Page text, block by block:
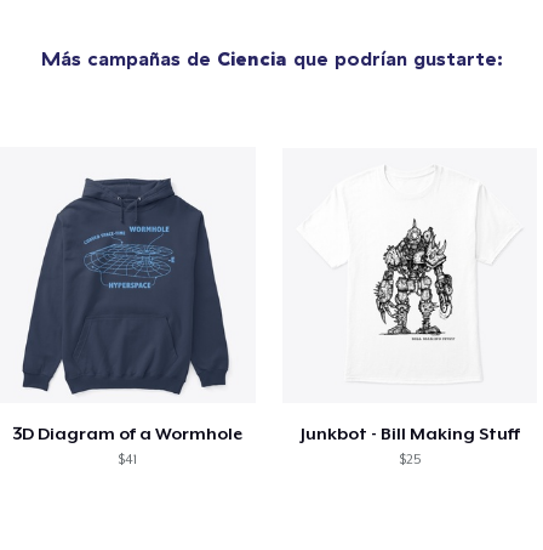
Más campañas de Ciencia que podrían gustarte:
3D Diagram of a Wormhole
$41
Junkbot - Bill Making Stuff
$25